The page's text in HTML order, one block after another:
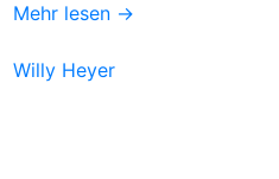
Mehr lesen →
Willy Heyer